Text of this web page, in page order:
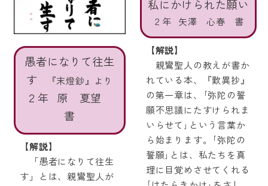
愚者になりて往生
す
『末燈鈔』より
２年 原 夏望
書
【解説】
「愚者になりて往生
す」とは、親鸞聖人が
私にかけられた願い
２年 矢澤 心春 書
【解説】
親鸞聖人の教えが書か
れている本、『歎異抄』
の第一章は、｢弥陀の誓
願不思議にたすけられま
いらせて｣という言葉か
ら始まります。｢弥陀の
誓願｣とは、私たちを真
理に目覚めさせてくれる